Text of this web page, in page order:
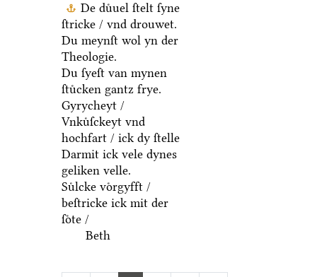
De duͤuel ſtelt ſyne
ſtricke / vnd drouwet.
Du meynſt wol yn der
Theologie.
Du ſyeſt van mynen
ſtuͤcken gantz frye.
Gyrycheyt /
Vnkuͤſckeyt vnd
hochfart / ick dy ſtelle
Darmit ick vele dynes
geliken velle.
Suͤlcke voͤrgyfft /
beſtricke ick mit der
ſoͤte /
Beth